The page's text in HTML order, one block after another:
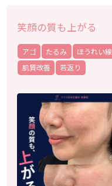
笑顔の質も上がる
アゴ たるみ ほうれい線
肌質改善
若返り